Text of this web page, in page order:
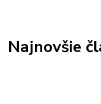
Najnovšie